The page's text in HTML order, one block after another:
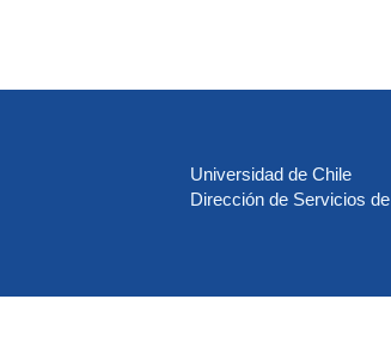
Universidad de Chile
Dirección de Servicios